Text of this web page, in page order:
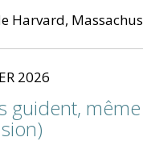
Harvard,
2026
guident,